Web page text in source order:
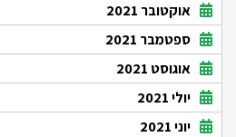
אוקטובר 2021
ספטמבר 2021
אוגוסט 2021
יולי 2021
יוני 2021